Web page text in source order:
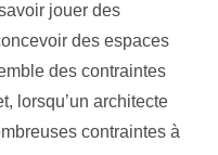
jouer des
des espaces
des contraintes
lorsqu’un architecte
contraintes à